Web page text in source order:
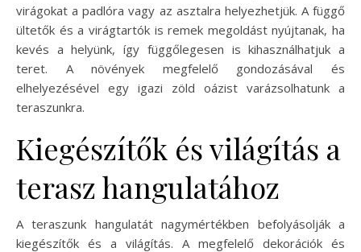
virágokat a padlóra vagy az asztalra helyezhetjük. A függő
ültetők és a virágtartók is remek megoldást nyújtanak, ha
kevés a helyünk, így függőlegesen is kihasználhatjuk a
teret. A növények megfelelő gondozásával és
elhelyezésével egy igazi zöld oázist varázsolhatunk a
teraszunkra.
Kiegészítők és világítás a
terasz hangulatához
A teraszunk hangulatát nagymértékben befolyásolják a
kiegészítők és a világítás. A megfelelő dekorációk és